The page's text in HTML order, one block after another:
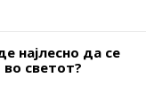
најлесно да се
светот?